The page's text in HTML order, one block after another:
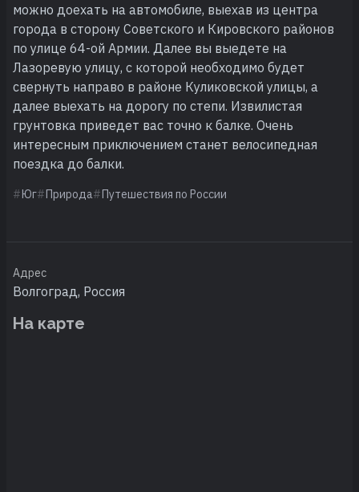
можно доехать на автомобиле, выехав из центра
города в сторону Советского и Кировского районов
по улице 64-ой Армии. Далее вы выедете на
Лазоревую улицу, с которой необходимо будет
свернуть направо в районе Куликовской улицы, а
далее выехать на дорогу по степи. Извилистая
грунтовка приведет вас точно к балке. Очень
интересным приключением станет велосипедная
поездка до балки.
Юг Природа Путешествия по России
Адрес
Волгоград, Россия
На карте